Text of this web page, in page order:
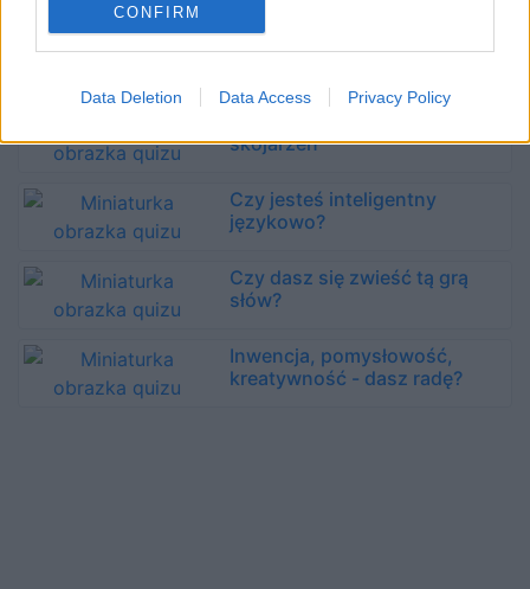
CONFIRM
Data Deletion Data Access Privacy Policy
Literacki quiz dla mistrzów
skojarzeń
Czy jesteś inteligentny
językowo?
Czy dasz się zwieść tą grą
słów?
Inwencja, pomysłowość,
kreatywność - dasz radę?